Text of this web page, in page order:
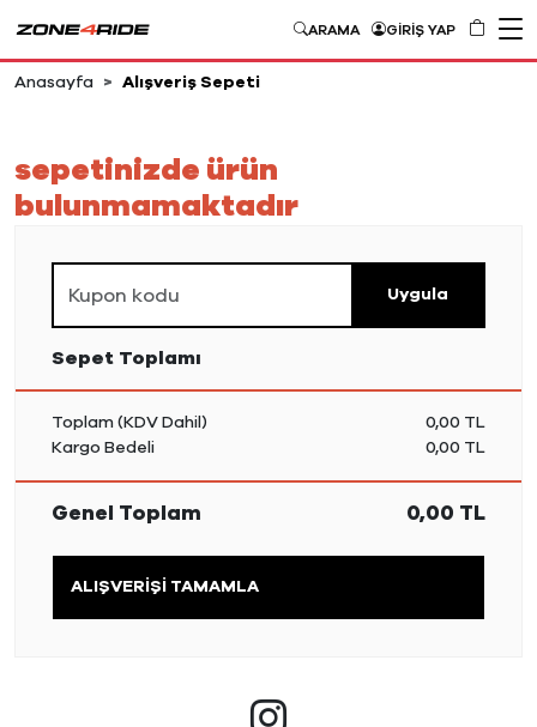
ARAMA GİRİŞ YAP
Anasayfa Alışveriş Sepeti
sepetinizde ürün
bulunmamaktadır
Uygula
Sepet Toplamı
Toplam (KDV Dahil)
0,00 TL
Kargo Bedeli
0,00 TL
Genel Toplam 0,00 TL
ALIŞVERİŞİ TAMAMLA